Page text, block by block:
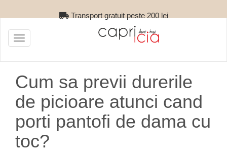
Retur gratuit
Toggle
navigation
Cum sa previi durerile
de picioare atunci cand
porti pantofi de dama cu
toc?